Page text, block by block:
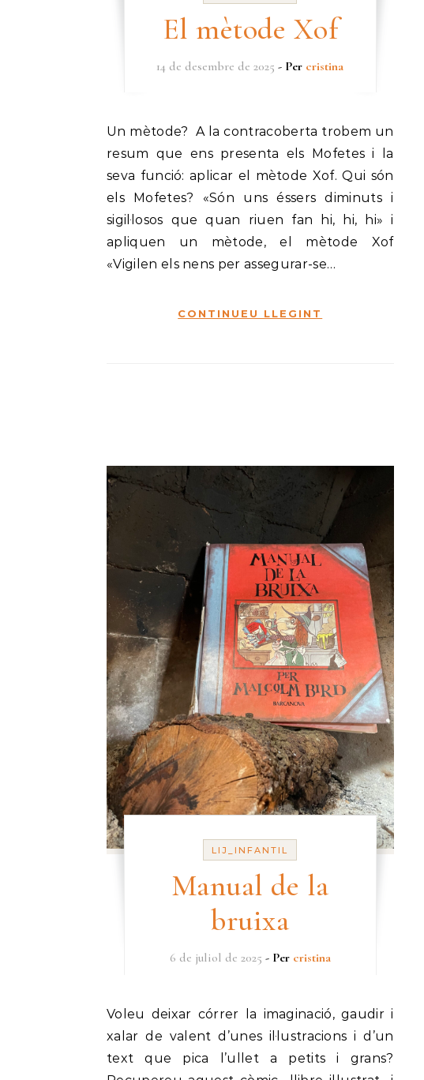
El mètode Xof
14 de desembre de 2025 - Per cristina
Un mètode? A la contracoberta trobem un
resum que ens presenta els Mofetes i la
seva funció: aplicar el mètode Xof. Qui són
els Mofetes? «Són uns éssers diminuts i
sigil·losos que quan riuen fan hi, hi, hi» i
apliquen un mètode, el mètode Xof
«Vigilen els nens per assegurar-se…
CONTINUEU LLEGINT
LIJ_INFANTIL
Manual de la
bruixa
6 de juliol de 2025 - Per cristina
Voleu deixar córrer la imaginació, gaudir i
xalar de valent d’unes il·lustracions i d’un
text que pica l’ullet a petits i grans?